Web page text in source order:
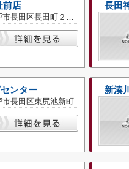
前店
兵庫県神戸市長田区長田町２丁目
長田
ンター
市長田区東尻池新町
新湊